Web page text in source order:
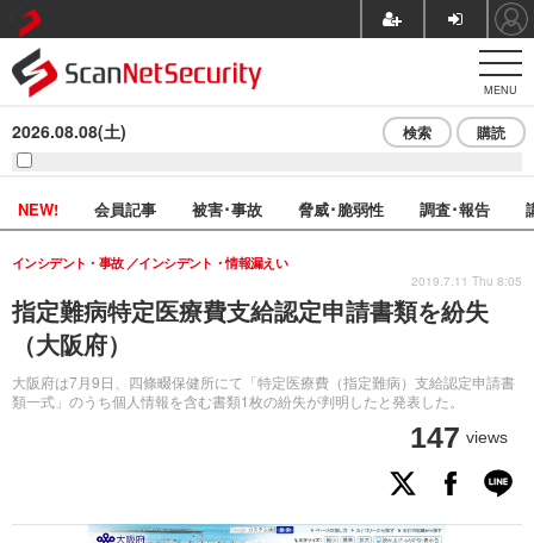
MENU
2026.08.08(土) 検索 購読
NEW! 会員記事 被害･事故 脅威･脆弱性 調査･報告
指定難病特定医療費支給認定申請書類を紛失
（大阪府）
大阪府は7月9日、四條畷保健所にて「特定医療費（指定難病）支給認定申請書
類一式」のうち個人情報を含む書類1枚の紛失が判明したと発表した。
インシデント・事故 インシデント・情報漏えい
147 views
2019.7.11 Thu 8:05